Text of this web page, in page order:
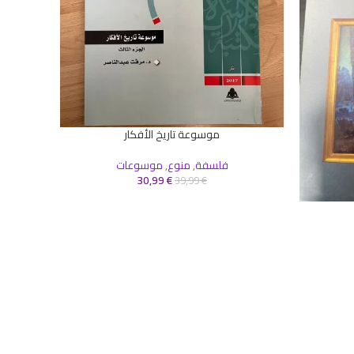
إضافة إلى السلةموسوعة تاريخ الأفكار
فلسفة,منوع,موسوعات
39,99€
30,99€